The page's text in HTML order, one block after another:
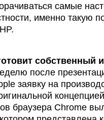
самые
именно такую
собственный
после
заявку на
браузера Chrome